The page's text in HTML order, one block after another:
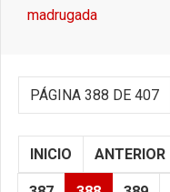
madrugada
PÁGINA 388 DE 407
INICIO ANTERIOR